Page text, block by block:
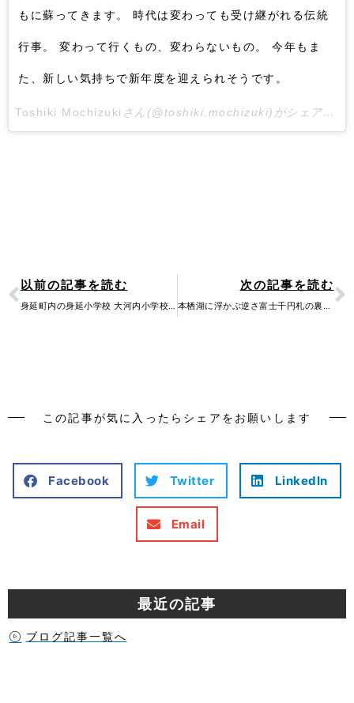
もに蘇ってきます。 時代は変わっても受け継がれる伝統
行事。 変わって行くもの、変わらないもの。 今年もま
た、新しい気持ちで新年度を迎えられそうです。
Toshiki Mochizuki さん(@toshiki.mochizuki)がシェアした投稿 –
Prev
以前の記事を読む
身延町内の身延小学校 大河内小学校の閉校式式典に参加しました。
次の記事を読む
本栖湖に浮かぶ逆さ富士千円札の裏側の富士山ふつうにある日々の贅沢。山梨県南巨摩郡…
この記事が気に入ったらシェアをお願いします
Facebook Twitter LinkedIn
Email
最近の記事
ブログ記事一覧へ